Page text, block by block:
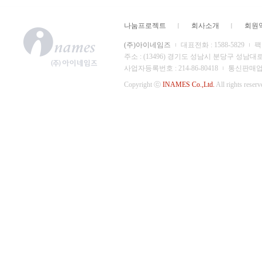
나눔프로젝트 회사소개 회원
(주)아이네임즈 대표전화 : 1588-5829
주소 : (13496) 경기도 성남시 분당구 성남대
사업자등록번호 : 214-86-80418
통신판매
Copyright ⓒ INAMES Co.,Ltd. All rights